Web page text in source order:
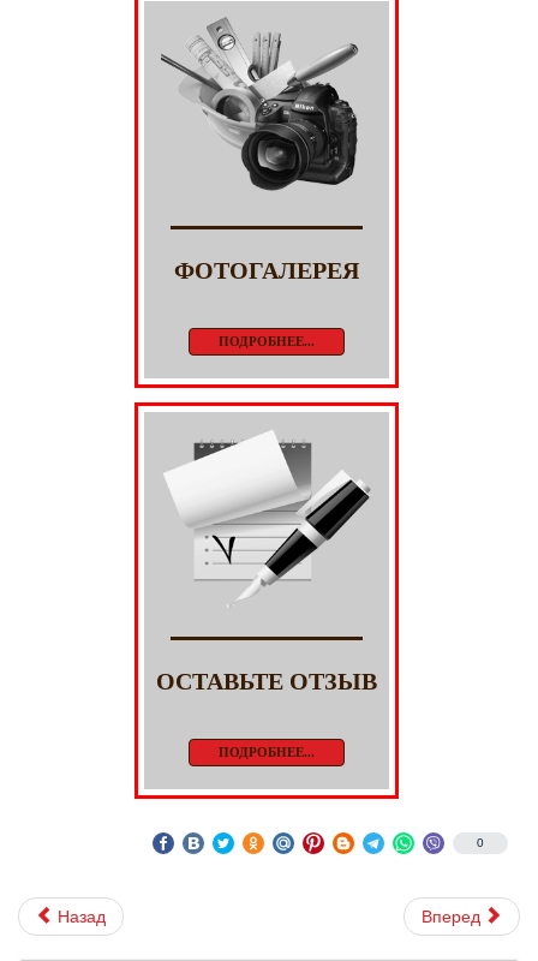
ФОТОГАЛЕРЕЯ
ПОДРОБНЕЕ...
ОСТАВЬТЕ ОТЗЫВ
ПОДРОБНЕЕ...
0
Назад Вперед